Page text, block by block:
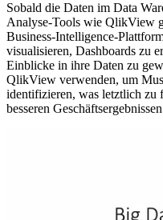
Sobald die Daten im Data
Analyse-Tools wie QlikView
Business-Intelligence-
visualisieren, Dashboards zu
Einblicke in ihre Daten zu
QlikView verwenden, um
identifizieren, was letztlich zu
besseren